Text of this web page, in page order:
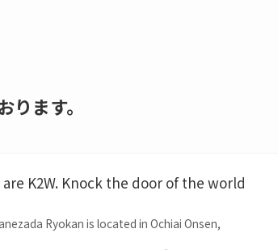
ます。
are K2W. Knock the door of the world
Ryokan is located in Ochiai Onsen,